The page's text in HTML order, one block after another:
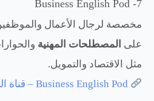
7- Business English Pod
مخصصة لرجال الأعمال
على المصطلحات المهنية
مثل الاقتصاد والتمويل.
Business English Pod – قناة اليوتيوب